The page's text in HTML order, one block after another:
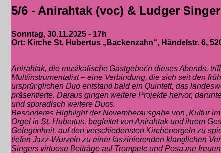
5/6 - Anirahtak (voc) & Ludger
Sonntag, 30.11.2025 - 17h
Ort: Kirche St. Hubertus „Backenzahn“, Händelstr. 6,
Anirahtak, die musikalische Gastgeberin dieses Abends,
Multiinstrumentalist – eine Verbindung, die sich seit den
ursprünglichen Duo entstand bald ein Quintett, das
präsentierte. Daraus gingen weitere Projekte hervor,
und sporadisch weitere Duos.
Besonderes Highlight der Novemberausgabe von „Kultur
Orgel in St. Hubertus, begleitet von Anirahtak und ihrem
Gelegenheit, auf den verschiedensten Kirchenorgeln zu
tiefen Jazz-Wurzeln zu einer faszinierenden klanglichen
Singers virtuose Beiträge auf Trompete und Posaune